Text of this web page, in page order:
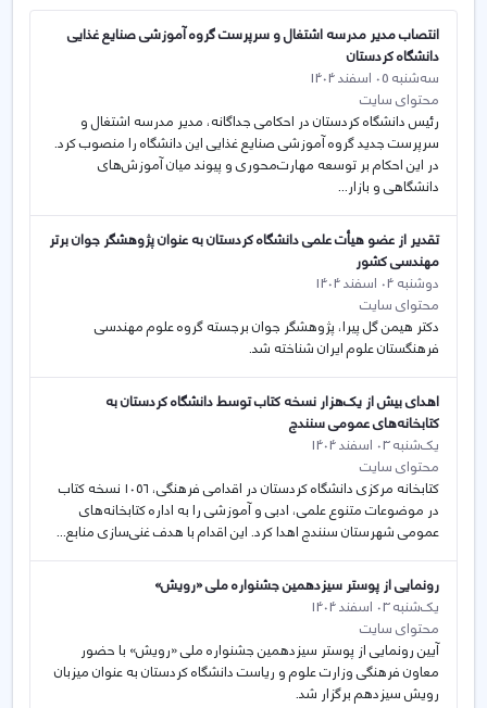
انتصاب مدیر مدرسه اشتغال و سرپرست گروه آموزشی صنایع غذایی
دانشگاه کردستان
سه‌شنبه 05 اسفند 1404
محتوای سایت
رئیس دانشگاه کردستان در احکامی جداگانه، مدیر مدرسه اشتغال و
سرپرست جدید گروه آموزشی صنایع غذایی این دانشگاه را منصوب کرد.
در این احکام بر توسعه مهارت‌محوری و پیوند میان آموزش‌های
دانشگاهی و بازار...
تقدیر از عضو هیأت علمی دانشگاه کردستان به عنوان پژوهشگر جوان برتر
مهندسی کشور
دوشنبه 04 اسفند 1404
محتوای سایت
دکتر هیمن گل پیرا، پژوهشگر جوان برجسته گروه علوم مهندسی
فرهنگستان علوم ایران شناخته شد.
اهدای بیش از یک‌هزار نسخه کتاب توسط دانشگاه کردستان به
کتابخانه‌های عمومی سنندج
یک‌شنبه 03 اسفند 1404
محتوای سایت
کتابخانه مرکزی دانشگاه کردستان در اقدامی فرهنگی، ۱۰۵۶ نسخه کتاب
در موضوعات متنوع علمی، ادبی و آموزشی را به اداره کتابخانه‌های
عمومی شهرستان سنندج اهدا کرد. این اقدام با هدف غنی‌سازی منابع...
رونمایی از پوستر سیزدهمین جشنواره ملی «رویش»
یک‌شنبه 03 اسفند 1404
محتوای سایت
آیین رونمایی از پوستر سیزدهمین جشنواره ملی «رویش» با حضور
معاون فرهنگی وزارت علوم و ریاست دانشگاه کردستان به عنوان میزبان
رویش سیزدهم برگزار شد.